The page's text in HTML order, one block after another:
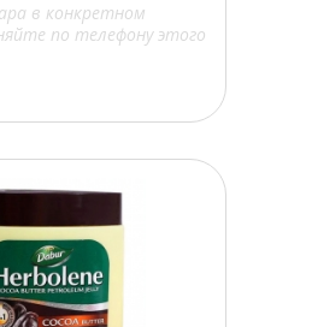
в конкретном
по телефону этого